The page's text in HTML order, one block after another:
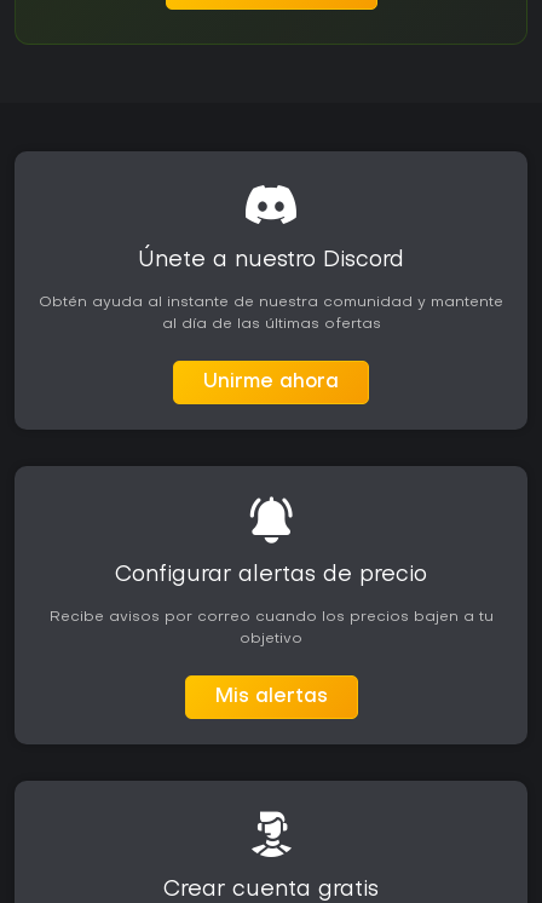
Únete a nuestro Discord
Obtén ayuda al instante de nuestra comunidad y mantente
al día de las últimas ofertas
Unirme ahora
Configurar alertas de precio
Recibe avisos por correo cuando los precios bajen a tu
objetivo
Mis alertas
Crear cuenta gratis